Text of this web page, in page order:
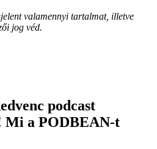
valamennyi tartalmat, illetve
jog véd.
podcast
Mi a PODBEAN-t